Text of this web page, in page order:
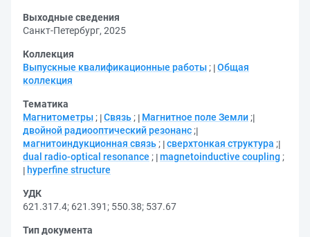
Выходные сведения
Санкт-Петербург, 2025
Коллекция
Выпускные квалификационные работы ; Общая
коллекция
Тематика
Магнитометры ; Связь ; Магнитное поле Земли ;
двойной радиооптический резонанс ;
магнитоиндукционная связь ; сверхтонкая структура ;
dual radio-optical resonance ; magnetoinductive coupling ;
hyperfine structure
УДК
621.317.4; 621.391 ; 550.38; 537.67
Тип документа